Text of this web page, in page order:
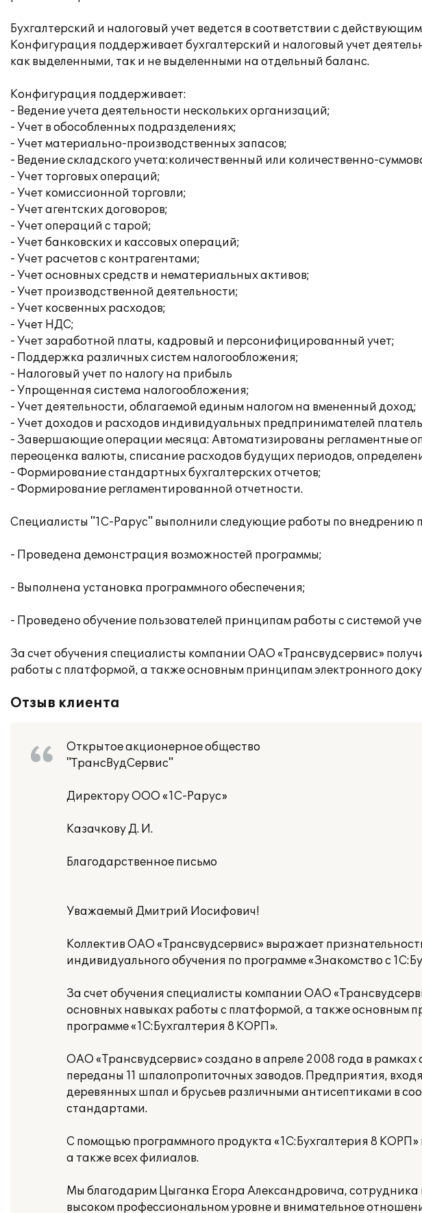
Бухгалтерский и налоговый учет ведется в соответствии с
Конфигурация поддерживает бухгалтерский и налоговый учет
как выделенными, так и не выделенными на отдельный баланс.
Конфигурация поддерживает:
- Ведение учета деятельности нескольких организаций;
- Учет в обособленных подразделениях;
- Учет материально-производственных запасов;
- Ведение складского учета:количественный или количественно-
- Учет торговых операций;
- Учет комиссионной торговли;
- Учет агентских договоров;
- Учет операций с тарой;
- Учет банковских и кассовых операций;
- Учет расчетов с контрагентами;
- Учет основных средств и нематериальных активов;
- Учет производственной деятельности;
- Учет косвенных расходов;
- Учет НДС;
- Учет заработной платы, кадровый и персонифицированный учет;
- Поддержка различных систем налогообложения;
- Налоговый учет по налогу на прибыль
- Упрощенная система налогообложения;
- Учет деятельности, облагаемой единым налогом на вмененный доход;
- Учет доходов и расходов индивидуальных предпринимателей
- Завершающие операции месяца: Автоматизированы регламентные
переоценка валюты, списание расходов будущих периодов,
- Формирование стандартных бухгалтерских отчетов;
- Формирование регламентированной отчетности.
Специалисты "1С-Рарус" выполнили следующие работы по внедрению
- Проведена демонстрация возможностей программы;
- Выполнена установка программного обеспечения;
- Проведено обучение пользователей принципам работы с системой
За счет обучения специалисты компании ОАО «Трансвудсервис»
работы с платформой, а также основным принципам электронного
Отзыв клиента
Открытое акционерное общество
"ТрансВудСервис"
Директору ООО «1С-Рарус»
Казачкову Д. И.
Благодарственное письмо
Уважаемый Дмитрий Иосифович!
Коллектив ОАО «Трансвудсервис» выражает
индивидуального обучения по программе «Знакомство с
За счет обучения специалисты компании ОАО
основных навыках работы с платформой, а также основным
программе «1С:Бухгалтерия 8 КОРП».
ОАО «Трансвудсервис» создано в апреле 2008 года в
переданы 11 шпалопропиточных заводов. Предприятия,
деревянных шпал и брусьев различными антисептиками в
стандартами.
С помощью программного продукта «1С:Бухгалтерия 8 КОРП»
а также всех филиалов.
Мы благодарим Цыганка Егора Александровича,
высоком профессиональном уровне и внимательное